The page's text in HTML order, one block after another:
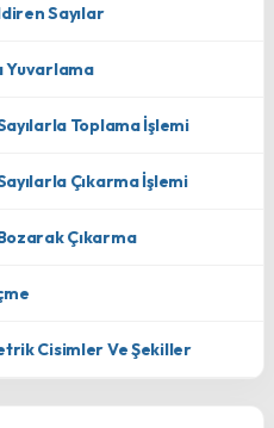
Sayılar
Yuvarlama
Toplama İşlemi
Çıkarma İşlemi
Çıkarma
Cisimler Ve Şekiller